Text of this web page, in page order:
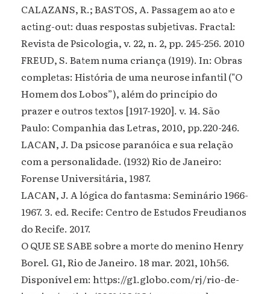
CALAZANS, R.; BASTOS, A. Passagem ao ato e
acting-out: duas respostas subjetivas. Fractal:
Revista de Psicologia, v. 22, n. 2, pp. 245-256. 2010
FREUD, S. Batem numa criança (1919). In: Obras
completas: História de uma neurose infantil ("O
Homem dos Lobos”), além do princípio do
prazer e outros textos [1917-1920]. v. 14. São
Paulo: Companhia das Letras, 2010, pp.220-246.
LACAN, J. Da psicose paranóica e sua relação
com a personalidade. (1932) Rio de Janeiro:
Forense Universitária, 1987.
LACAN, J. A lógica do fantasma: Seminário 1966-
1967. 3. ed. Recife: Centro de Estudos Freudianos
do Recife. 2017.
O QUE SE SABE sobre a morte do menino Henry
Borel. G1, Rio de Janeiro. 18 mar. 2021, 10h56.
Disponível em: https://g1.globo.com/rj/rio-de-